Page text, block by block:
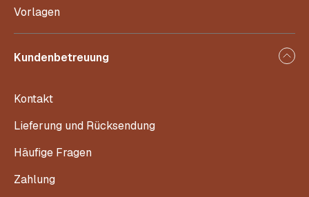
Vorlagen
Kundenbetreuung
Kontakt
Lieferung und Rücksendung
Häufige Fragen
Zahlung